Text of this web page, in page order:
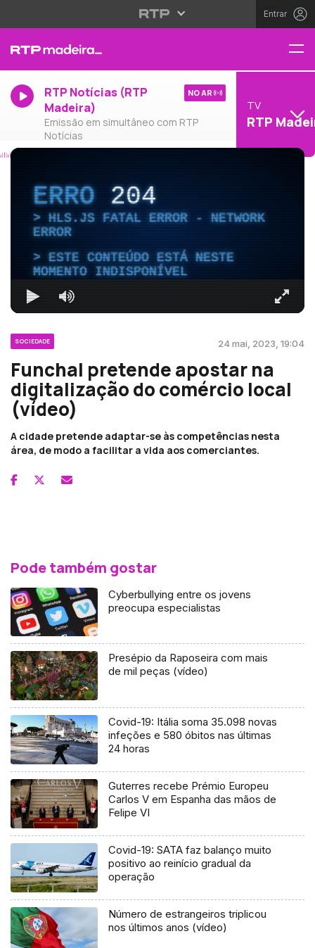
Entrar
RTP Notícias (RTP
Madeira)
Emissão em simultâneo com RTP
Notícias
NO AR
TV
RTP
ERRO204
HLS.JS FATAL ERROR - NETWORK
ERROR
ESTE CONTEÚDO ESTÁ NESTE
MOMENTO INDISPONÍVEL
SOCIEDADE 24 mai, 2023, 19:04
Funchal pretende apostar na
digitalização do comércio local
(vídeo)
A cidade pretende adaptar-se às competências nesta
área, de modo a facilitar a vida aos comerciantes.
Pode também gostar
Cyberbullying entre os jovens
preocupa especialistas
Presépio da Raposeira com mais
de mil peças (vídeo)
Covid-19: Itália soma 35.098 novas
infeções e 580 óbitos nas últimas
24 horas
Guterres recebe Prémio Europeu
Carlos V em Espanha das mãos de
Felipe VI
Covid-19: SATA faz balanço muito
positivo ao reinício gradual da
operação
Número de estrangeiros triplicou
nos últimos anos (vídeo)